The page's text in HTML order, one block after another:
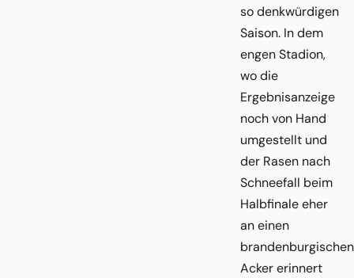
so denkwürdigen
Saison. In dem
engen Stadion,
wo die
Ergebnisanzeige
noch von Hand
umgestellt und
der Rasen nach
Schneefall beim
Halbfinale eher
an einen
brandenburgischen
Acker erinnert